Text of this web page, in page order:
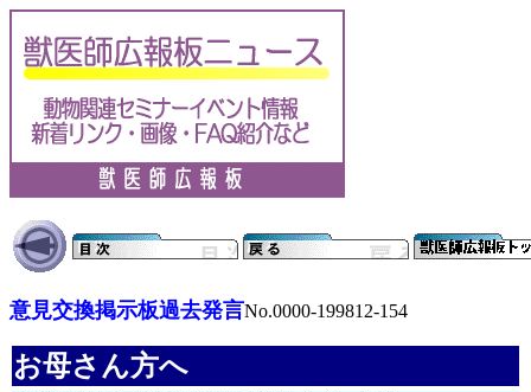
意見交換掲示板過去発言No.0000-199812-154
お母さん方へ